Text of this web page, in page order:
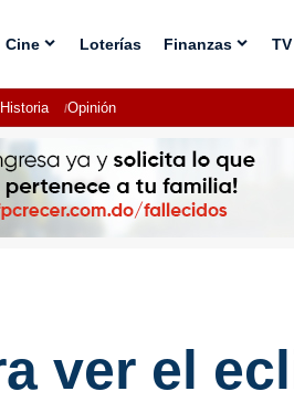
Cine Loterías Finanzas TV
Historia Opinión
ver el